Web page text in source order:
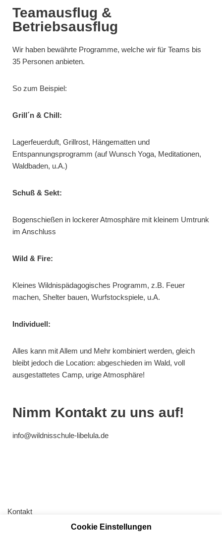
Teamausflug &
Betriebsausflug
Wir haben bewährte Programme, welche wir für Teams bis
35 Personen anbieten.
So zum Beispiel:
Grill´n & Chill:
Lagerfeuerduft, Grillrost, Hängematten und
Entspannungsprogramm (auf Wunsch Yoga, Meditationen,
Waldbaden, u.A.)
Schuß & Sekt:
Bogenschießen in lockerer Atmosphäre mit kleinem Umtrunk
im Anschluss
Wild & Fire:
Kleines Wildnispädagogisches Programm, z.B. Feuer
machen, Shelter bauen, Wurfstockspiele, u.A.
Individuell:
Alles kann mit Allem und Mehr kombiniert werden, gleich
bleibt jedoch die Location: abgeschieden im Wald, voll
ausgestattetes Camp, urige Atmosphäre!
Nimm Kontakt zu uns auf!
info@wildnisschule-libelula.de
Kontakt
Cookie Einstellungen